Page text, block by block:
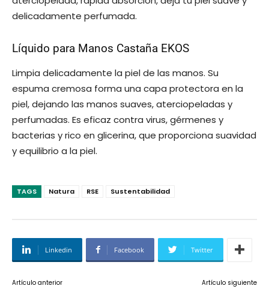
delicadamente perfumada.
Líquido para Manos Castaña EKOS
Limpia delicadamente la piel de las manos. Su
espuma cremosa forma una capa protectora en la
piel, dejando las manos suaves, aterciopeladas y
perfumadas. Es eficaz contra virus, gérmenes y
bacterias y rico en glicerina, que proporciona suavidad
y equilibrio a la piel.
TAGS Natura RSE Sustentabilidad
Linkedin Facebook Twitter
Artículo anterior Artículo siguiente